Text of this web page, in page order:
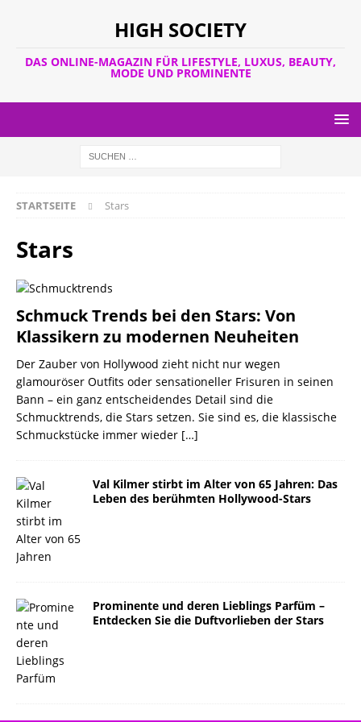
HIGH SOCIETY
DAS ONLINE-MAGAZIN FÜR LIFESTYLE, LUXUS, BEAUTY,
MODE UND PROMINENTE
STARTSEITE Stars
Stars
Schmuck Trends bei den Stars: Von
Klassikern zu modernen Neuheiten
Der Zauber von Hollywood zieht nicht nur wegen
glamouröser Outfits oder sensationeller Frisuren in seinen
Bann – ein ganz entscheidendes Detail sind die
Schmucktrends, die Stars setzen. Sie sind es, die klassische
Schmuckstücke immer wieder […]
Val Kilmer stirbt im Alter von 65 Jahren: Das
Leben des berühmten Hollywood-Stars
Prominente und deren Lieblings Parfüm –
Entdecken Sie die Duftvorlieben der Stars